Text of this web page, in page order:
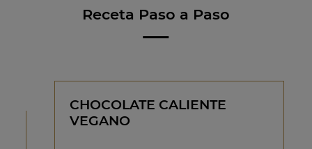
Receta Paso a Paso
CHOCOLATE CALIENTE
VEGANO